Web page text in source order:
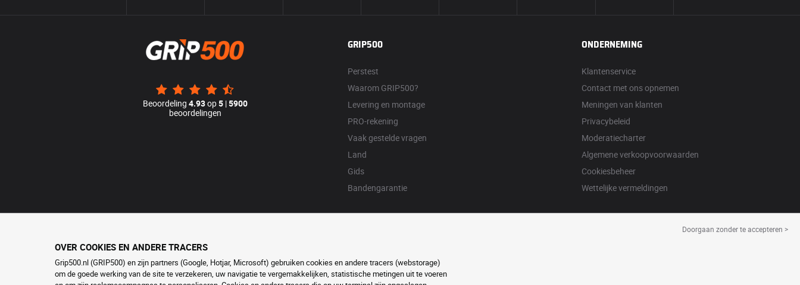
Beoordeling 4.93op5|5900
beoordelingen
GRIP500
Perstest
Waarom GRIP500?
Levering en montage
PRO-rekening
Vaak gestelde vragen
Land
Gids
Bandengarantie
ONDERNEMING
Klantenservice
Contact met ons opnemen
Meningen van klanten
Privacybeleid
Moderatiecharter
Algemene verkoopvoorwaarden
Cookiesbeheer
Wettelijke vermeldingen
Doorgaan zonder te accepteren >
OVER COOKIES EN ANDERE TRACERS
Grip500.nl (GRIP500) en zijn partners (Google, Hotjar, Microsoft) gebruiken cookies en andere tracers (webstorage)
om de goede werking van de site te verzekeren, uw navigatie te vergemakkelijken, statistische metingen uit te voeren